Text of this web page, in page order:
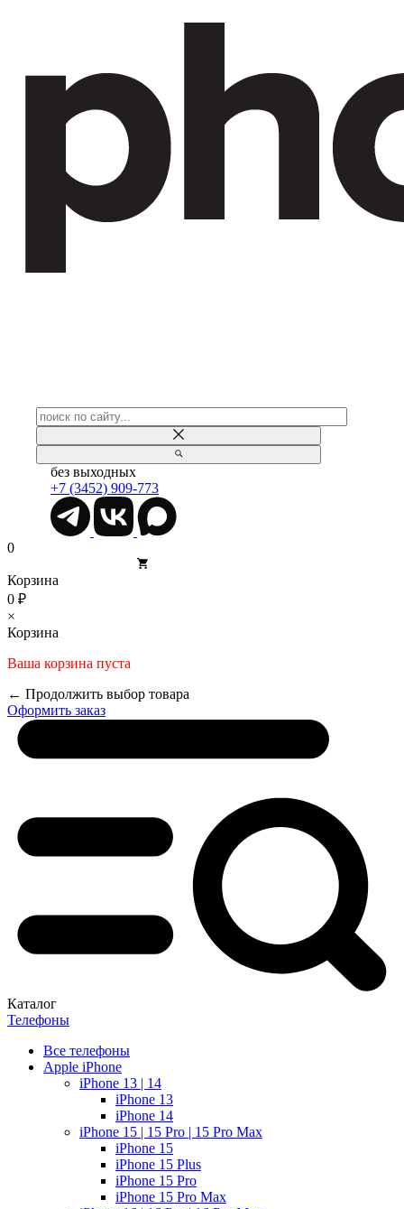
без выходных
+7 (3452) 909-773
0
Корзина
0 ₽
×
Корзина
Ваша корзина пуста
← Продолжить выбор товара
Оформить заказ
Каталог
Телефоны
Все телефоны
Apple iPhone
iPhone 13 | 14
iPhone 13
iPhone 14
iPhone 15 | 15 Pro | 15 Pro Max
iPhone 15
iPhone 15 Plus
iPhone 15 Pro
iPhone 15 Pro Max